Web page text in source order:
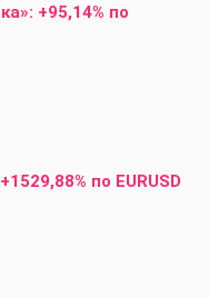
+95,14% по
по EURUSD